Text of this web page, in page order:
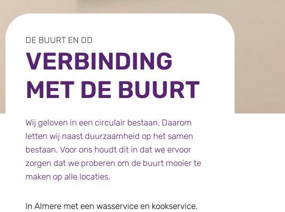
DE BUURT EN DD
VERBINDING
MET DE BUURT
Wij geloven in een circulair bestaan. Daarom
letten wij naast duurzaamheid op het samen
bestaan. Voor ons houdt dit in dat we ervoor
zorgen dat we proberen om de buurt mooier te
maken op alle locaties.
In Almere met een wasservice en kookservice.